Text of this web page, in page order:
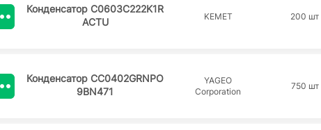
Конденсатор C0603C222K1R
ACTU
KEMET 200 шт
Конденсатор CC0402GRNPO
9BN471
YAGEO
Corporation
750 шт